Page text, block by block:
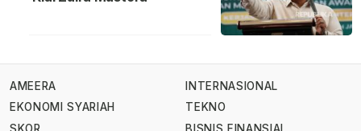
AMEERA
EKONOMI SYARIAH
INTERNASIONAL
TEKNO